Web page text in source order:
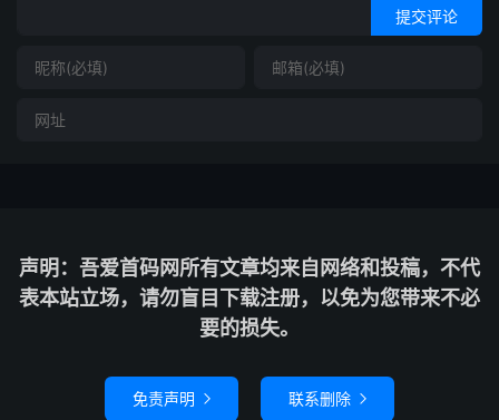
提交评论
声明：吾爱首码网所有文章均来自网络和投稿，不代
表本站立场，请勿盲目下载注册，以免为您带来不必
要的损失。
免责声明  联系删除 